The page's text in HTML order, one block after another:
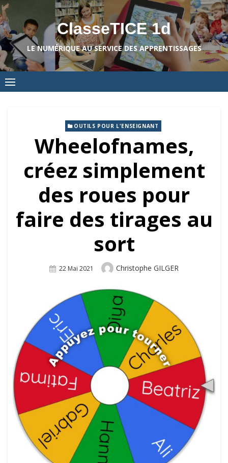
Skip
to
content
ClasseTICE 1d
LE NUMÉRIQUE AU SERVICE DES APPRENTISSAGES
OUTILS POUR L'ENSEIGNANT
Wheelofnames,
créez simplement
des roues pour
faire des tirages au
sort
Posted
22 Mai 2021 Author
Christophe GILGER